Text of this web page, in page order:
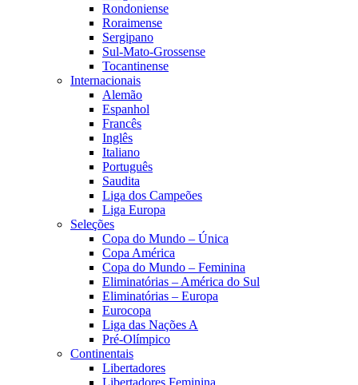
Rondoniense
Roraimense
Sergipano
Sul-Mato-Grossense
Tocantinense
Internacionais
Alemão
Espanhol
Francês
Inglês
Italiano
Português
Saudita
Liga dos Campeões
Liga Europa
Seleções
Copa do Mundo – Única
Copa América
Copa do Mundo – Feminina
Eliminatórias – América do Sul
Eliminatórias – Europa
Eurocopa
Liga das Nações A
Pré-Olímpico
Continentais
Libertadores
Libertadores Feminina